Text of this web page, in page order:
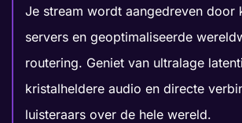
Je stream wordt aangedreven door
servers en geoptimaliseerde
routering. Geniet van ultralage
kristalheldere audio en directe
luisteraars over de hele wereld.